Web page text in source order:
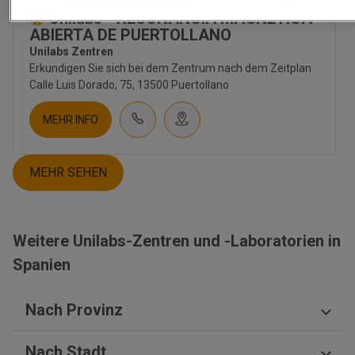
ÜBER UNS
KULTUR
BESCHÄFTIGUNG
KONTAKT
NACHRICHTEN
NEWSLETTER
BLOG
TIENDA UNILABS.ONLINE
FRUCHTBARKEIT
TEST PRENATAL NO INVASIVO
SALUD SEXUAL | ETS
DIGESTIVO
Unilabs - RESONANCIA MAGNETICA
ABIERTA DE PUERTOLLANO
Unilabs Zentren
Erkundigen Sie sich bei dem Zentrum nach dem Zeitplan
Calle Luis Dorado, 75, 13500 Puertollano
MEHR INFO
MEHR SEHEN
Weitere Unilabs-Zentren und -Laboratorien in
Spanien
Nach Provinz